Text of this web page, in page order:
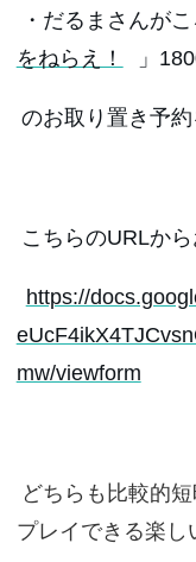
・だるまさんが
をねらえ！
」
のお取り置き予約
こちらのURLか
https://
mw/viewform
どちらも比較的
プレイできる楽し